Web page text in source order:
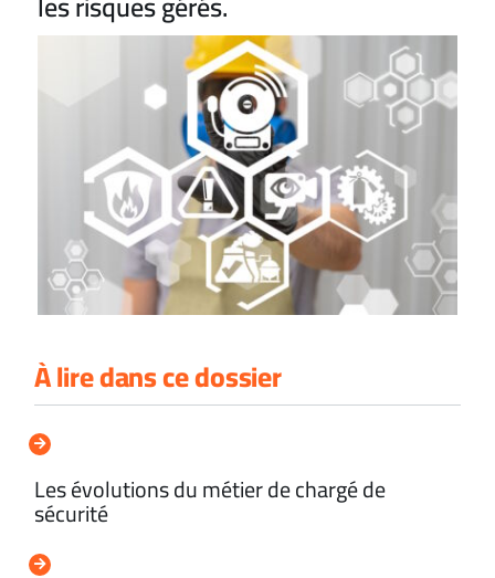
À lire dans ce dossier
Les évolutions du métier de chargé de
sécurité